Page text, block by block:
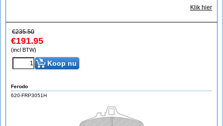
Klik hier
€235.50
€191.95
(incl BTW)
Koop nu
Ferodo
620-FRP3051H